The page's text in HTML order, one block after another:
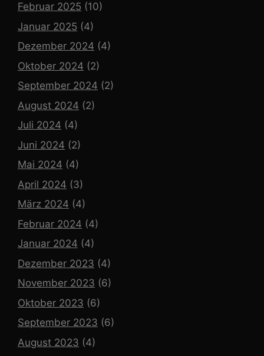
Februar 2025 (10)
Januar 2025 (4)
Dezember 2024 (4)
Oktober 2024 (2)
September 2024 (2)
August 2024 (2)
Juli 2024 (4)
Juni 2024 (2)
Mai 2024 (4)
April 2024 (3)
März 2024 (4)
Februar 2024 (4)
Januar 2024 (4)
Dezember 2023 (4)
November 2023 (6)
Oktober 2023 (6)
September 2023 (6)
August 2023 (4)